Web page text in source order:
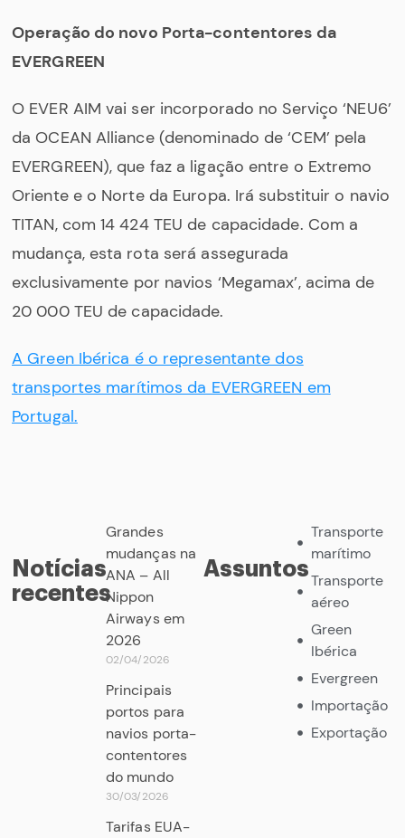
Operação do novo Porta-contentores da
EVERGREEN
O EVER AIM vai ser incorporado no Serviço ‘NEU6’
da OCEAN Alliance (denominado de ‘CEM’ pela
EVERGREEN), que faz a ligação entre o Extremo
Oriente e o Norte da Europa. Irá substituir o navio
TITAN, com 14 424 TEU de capacidade. Com a
mudança, esta rota será assegurada
exclusivamente por navios ‘Megamax’, acima de
20 000 TEU de capacidade.
A Green Ibérica é o representante dos
transportes marítimos da EVERGREEN em
Portugal.
Notícias
recentes
Grandes
mudanças na
ANA – All
Nippon
Airways em
2026
02/04/2026
Principais
portos para
navios porta-
contentores
do mundo
30/03/2026
Tarifas EUA-
Assuntos
Transporte
marítimo
Transporte
aéreo
Green
Ibérica
Evergreen
Importação
Exportação